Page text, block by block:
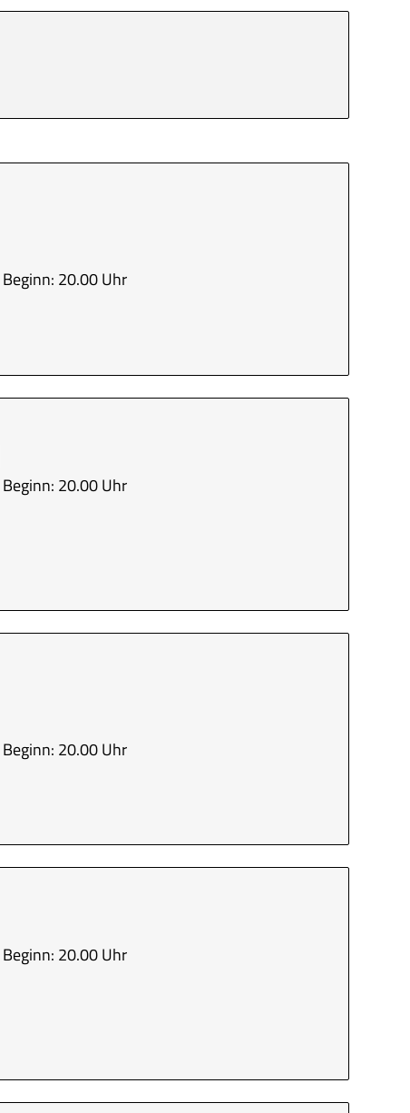
Beginn: 20.00 Uhr
Beginn: 20.00 Uhr
Beginn: 20.00 Uhr
Beginn: 20.00 Uhr